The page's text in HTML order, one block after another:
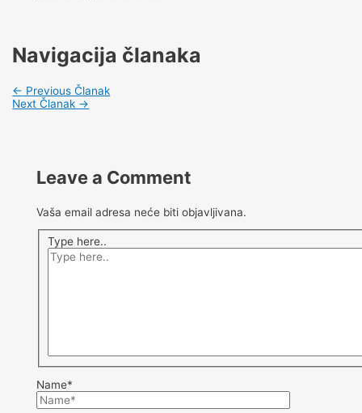
Navigacija članaka
← Previous Članak
Next Članak →
Leave a Comment
Vaša email adresa neće biti objavljivana.
Type here..
Name*